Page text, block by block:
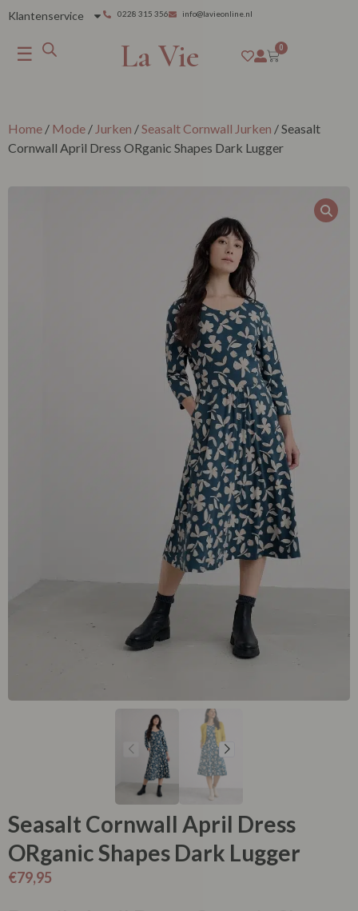
Klantenservice 0228 315 356 info@lavieonline.nl
☰ La Vie 0
Home / Mode / Jurken /Seasalt Cornwall Jurken / Seasalt
Cornwall April Dress ORganic Shapes Dark Lugger
Seasalt Cornwall April Dress
ORganic Shapes Dark Lugger
€79,95